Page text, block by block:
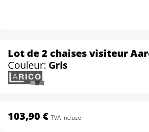
Lot de 2 chaises visiteur
Couleur: Gris
103,90 € TVA incluse